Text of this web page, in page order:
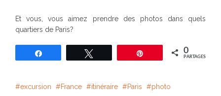
Et vous, vous aimez prendre des photos dans quels
quartiers de Paris?
Épingle 0
PARTAGES
excursion France itinéraire Paris photo